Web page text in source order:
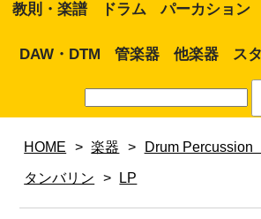
教則・楽譜 ドラム パーカション
DAW・DTM 管楽器 他楽器 ス
HOME > 楽器 > Drum Percussion
タンバリン > LP